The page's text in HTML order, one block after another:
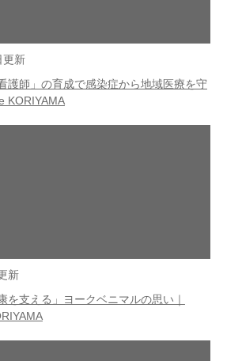
更新
護師」の育成で感染症から地域医療を守
KORIYAMA
新
を支える」ヨークベニマルの思い｜